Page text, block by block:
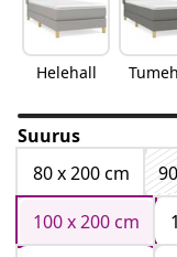
Helehall
Suurus
80 x 200 cm
100 x 200 cm